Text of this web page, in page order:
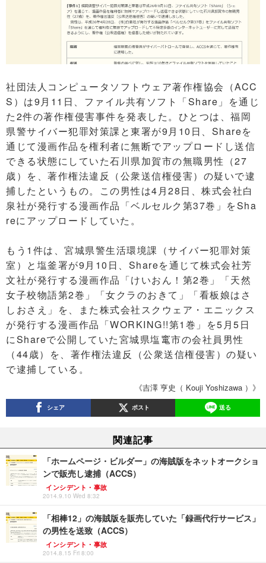
社団法人コンピュータソフトウェア著作権協会（ACC
S）は9月11日、ファイル共有ソフト「Share」を通じ
た2件の著作権侵害事件を発表した。ひとつは、福岡
県警サイバー犯罪対策課と東署が9月10日、Shareを
通じて漫画作品を権利者に無断でアップロードし送信
できる状態にしていた石川県加賀市の無職男性（27
歳）を、著作権法違反（公衆送信権侵害）の疑いで逮
捕したというもの。この男性は4月28日、株式会社白
泉社が発行する漫画作品「ベルセルク第37巻」をSha
reにアップロードしていた。
もう1件は、宮城県警生活環境課（サイバー犯罪対策
室）と塩釜署が9月10日、Shareを通じて株式会社芳
文社が発行する漫画作品「けいおん！第2巻」「天然
女子校物語第2巻」「女クラのおきて」「看板娘はさ
しおさえ」を、また株式会社スクウェア・エニックス
が発行する漫画作品「WORKING!!第1巻」を5月5日
にShareで公開していた宮城県塩竃市の会社員男性
（44歳）を、著作権法違反（公衆送信権侵害）の疑い
で逮捕している。
《吉澤 亨史（ Kouji Yoshizawa ）》
シェア ポスト 送る
関連記事
「ホームページ・ビルダー」の海賊版をネットオークショ
ンで販売し逮捕（ACCS）
インシデント・事故
2014.9.10 Wed 8:32
「相棒12」の海賊版を販売していた「録画代行サービス」
の男性を送致（ACCS）
インシデント・事故
2014.8.15 Fri 8:00